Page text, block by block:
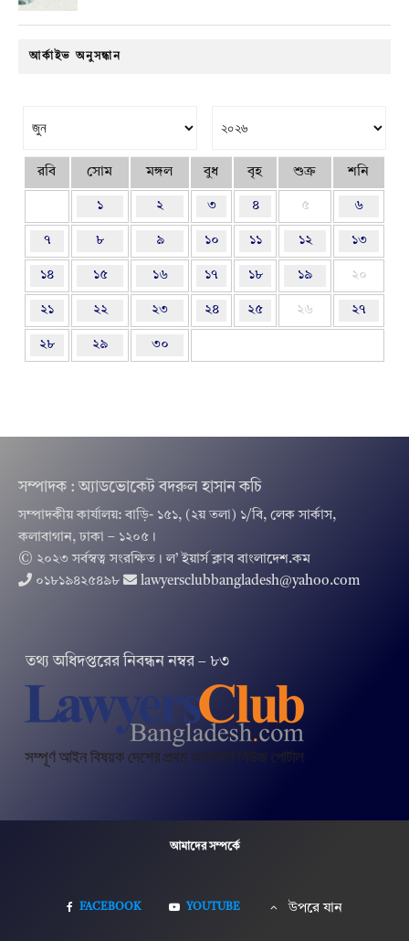
আর্কাইভ অনুসন্ধান
রবি সোম মঙ্গল বুধ বৃহ শুক্র শনি
১ ২ ৩ ৪ ৫ ৬
৭ ৮ ৯ ১০ ১১ ১২ ১৩
১৪ ১৫ ১৬ ১৭ ১৮ ১৯ ২০
২১ ২২ ২৩ ২৪ ২৫ ২৬ ২৭
২৮ ২৯ ৩০
সম্পাদক : অ্যাডভোকেট বদরুল হাসান কচি
সম্পাদকীয় কার্যালয়: বাড়ি- ১৫১, (২য় তলা) ১/বি, লেক সার্কাস,
কলাবাগান, ঢাকা – ১২০৫।
© ২০২৩ সর্বস্বত্ব সংরক্ষিত । ল’ ইয়ার্স ক্লাব বাংলাদেশ.কম
০১৮১৯৪২৫৪৯৮
lawyersclubbangladesh@yahoo.com
তথ‌্য অ‌ধিদপ্ত‌রের নিবন্ধন নম্বর – ৮৩
আমাদের সম্পর্কে
FACEBOOK YOUTUBE উপরে যান